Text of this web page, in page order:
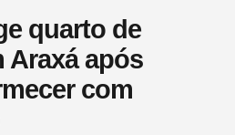
quarto de
Araxá após
com